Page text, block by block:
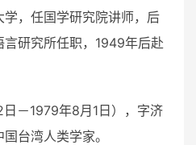
，任国学研究院讲师，后
研究所任职，1949年后赴
－1979年8月1日），字济
台湾人类学家。